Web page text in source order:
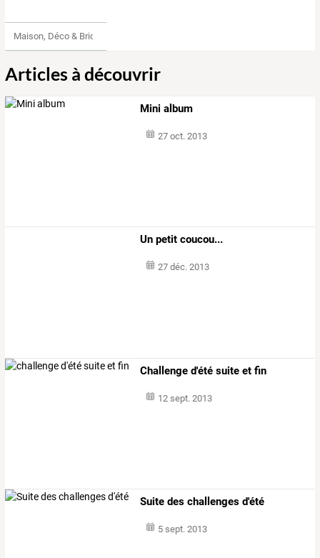
Maison, Déco & Bricolage
Articles à découvrir
Mini album
27 oct. 2013
Un petit coucou...
27 déc. 2013
Challenge d'été suite et fin
12 sept. 2013
Suite des challenges d'été
5 sept. 2013